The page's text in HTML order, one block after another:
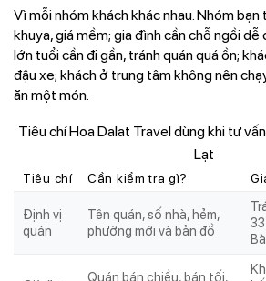
Vì mỗi nhóm khách khác nhau. Nhóm
khuya, giá mềm; gia đình cần chỗ ngồi dễ
lớn tuổi cần đi gần, tránh quán quá ồn;
đậu xe; khách ở trung tâm không nên
ăn một món.
Tiêu chí Hoa Dalat Travel dùng khi tư
Lạt
Tiêu chí Cần kiểm tra gì?
Định vị
quán
Tên quán, số nhà, hẻm,
phường mới và bản đồ
Quán bán chiều, bán tối,